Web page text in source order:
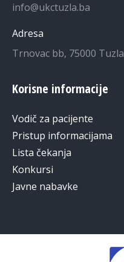
info@ukctuzla.ba
Adresa
Trnovac bb, 75000 Tuzla
Korisne informacije
Vodič za pacijente
Pristup informacijama
Lista čekanja
Konkursi
Javne nabavke